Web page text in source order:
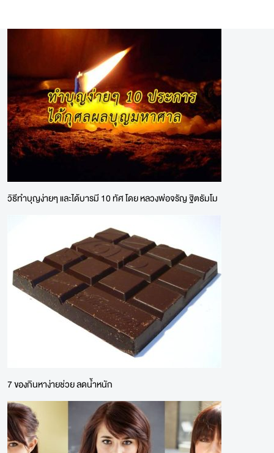
วิธีทำบุญง่ายๆ และได้บารมี 10 ทัศ โดย หลวงพ่อจรัญ ฐิตธัมโม
7 ของกินหาง่ายช่วย ลดน้ำหนัก